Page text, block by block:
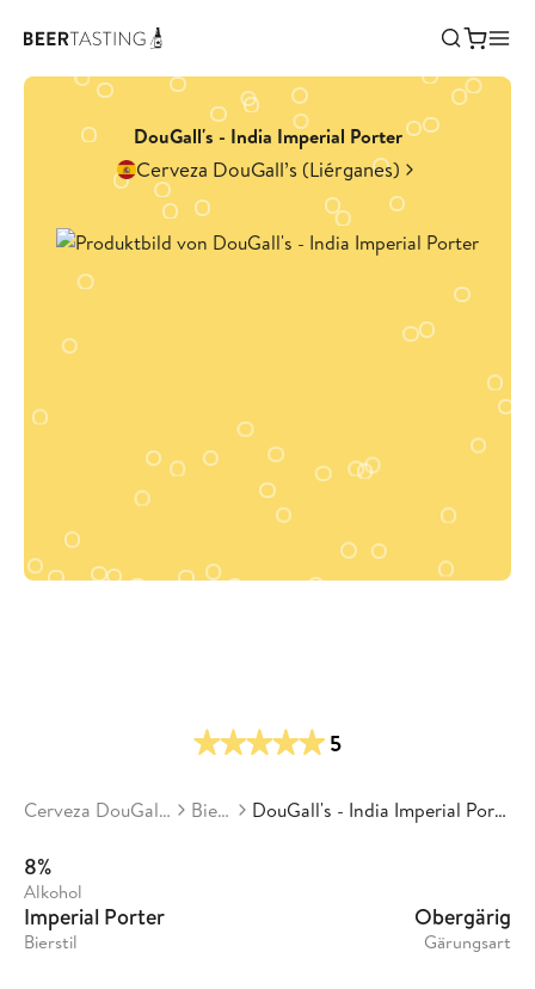
DouGall's - India Imperial Porter
Cerveza DouGall’s (Liérganes)
5
Cerveza DouGall’s Biere DouGall's - India Imperial Porter
8%
Alkohol
Imperial Porter
Bierstil
Obergärig
Gärungsart